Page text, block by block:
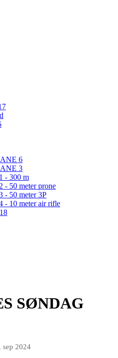
6
3
- 300 m
- 50 meter prone
- 50 meter 3P
- 10 meter air rifle
SØNDAG
sep 2024